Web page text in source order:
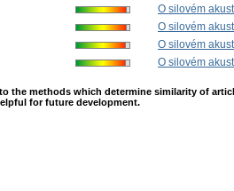
O silovém
O silovém
O silovém
O silovém
the methods which determine similarity of
for future development.